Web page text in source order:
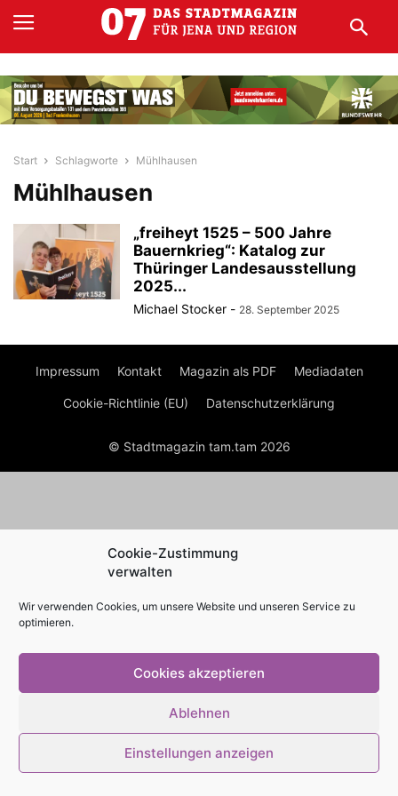
Cookie-Zustimmung
verwalten
Wir verwenden Cookies, um unsere Website und unseren Service zu
optimieren.
Cookies akzeptieren
Ablehnen
Einstellungen anzeigen
Start Schlagworte Mühlhausen
Mühlhausen
„freiheyt 1525 – 500 Jahre
Bauernkrieg“: Katalog zur
Thüringer Landesausstellung
2025...
Michael Stocker - 28. September 2025
Impressum Kontakt Magazin als PDF Mediadaten
Cookie-Richtlinie (EU) Datenschutzerklärung
© Stadtmagazin tam.tam 2026